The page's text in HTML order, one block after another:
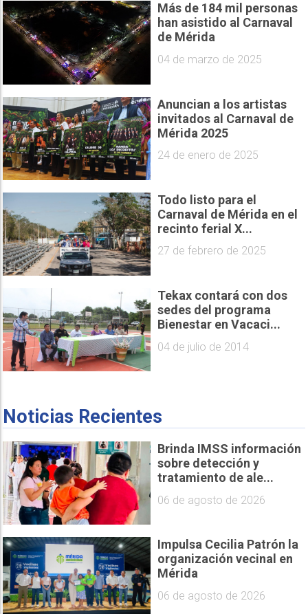
Más de 184 mil personas
han asistido al Carnaval
de Mérida
04 de marzo de 2025
Anuncian a los artistas
invitados al Carnaval de
Mérida 2025
24 de enero de 2025
Todo listo para el
Carnaval de Mérida en el
recinto ferial X...
27 de febrero de 2025
Tekax contará con dos
sedes del programa
Bienestar en Vacaci...
04 de julio de 2014
Noticias Recientes
Brinda IMSS información
sobre detección y
tratamiento de ale...
06 de agosto de 2026
Impulsa Cecilia Patrón la
organización vecinal en
Mérida
06 de agosto de 2026